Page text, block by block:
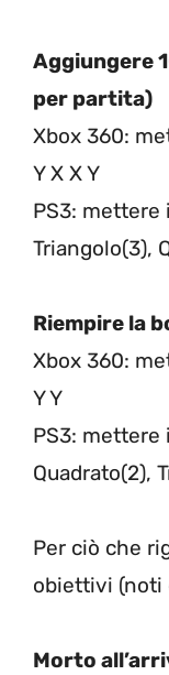
Aggiungere
per partita)
Xbox 360:
Y X X Y
PS3: mettere
Triangolo(3),
Riempire la
Xbox 360:
Y Y
PS3: mettere
Quadrato(2),
Per ciò che
obiettivi (noti
Morto